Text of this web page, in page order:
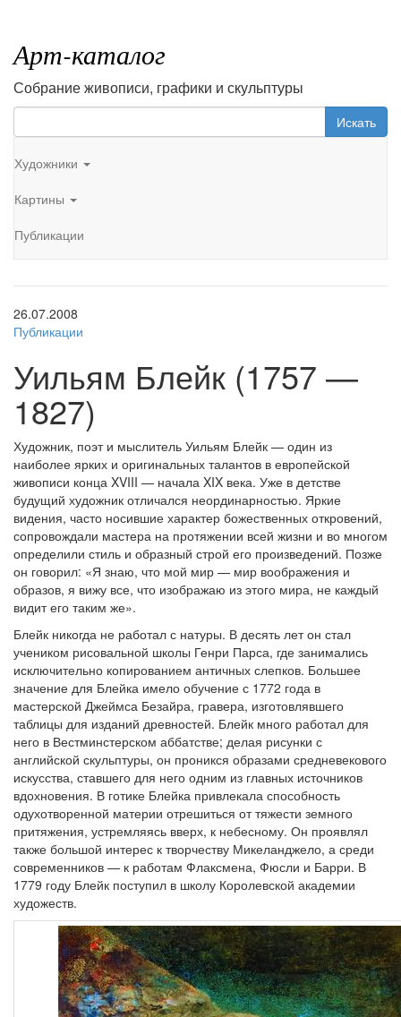
Арт-каталог
Собрание живописи, графики и скульптуры
Искать
Художники
Картины
Публикации
26.07.2008
Публикации
Уильям Блейк (1757 —
1827)
Художник, поэт и мыслитель Уильям Блейк — один из
наиболее ярких и оригинальных талантов в европейской
живописи конца XVIII — начала XIX века. Уже в детстве
будущий художник отличался неординарностью. Яркие
видения, часто носившие характер божественных откровений,
сопровождали мастера на протяжении всей жизни и во многом
определили стиль и образный строй его произведений. Позже
он говорил: «Я знаю, что мой мир — мир воображения и
образов, я вижу все, что изображаю из этого мира, не каждый
видит его таким же».
Блейк никогда не работал с натуры. В десять лет он стал
учеником рисовальной школы Генри Парса, где занимались
исключительно копированием античных слепков. Большее
значение для Блейка имело обучение с 1772 года в
мастерской Джеймса Безайра, гравера, изготовлявшего
таблицы для изданий древностей. Блейк много работал для
него в Вестминстерском аббатстве; делая рисунки с
английской скульптуры, он проникся образами средневекового
искусства, ставшего для него одним из главных источников
вдохновения. В готике Блейка привлекала способность
одухотворенной материи отрешиться от тяжести земного
притяжения, устремляясь вверх, к небесному. Он проявлял
также большой интерес к творчеству Микеланджело, а среди
современников — к работам Флаксмена, Фюсли и Барри. В
1779 году Блейк поступил в школу Королевской академии
художеств.